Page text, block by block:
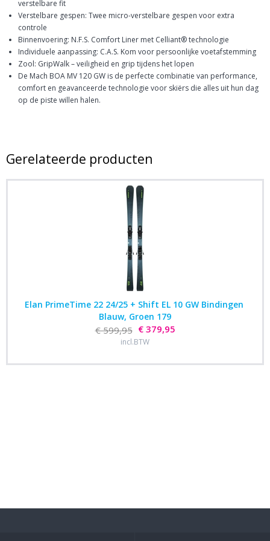
verstelbare fit
Verstelbare gespen: Twee micro-verstelbare gespen voor extra
controle
Binnenvoering: N.F.S. Comfort Liner met Celliant® technologie
Individuele aanpassing: C.A.S. Kom voor persoonlijke voetafstemming
Zool: GripWalk – veiligheid en grip tijdens het lopen
De Mach BOA MV 120 GW is de perfecte combinatie van performance,
comfort en geavanceerde technologie voor skiërs die alles uit hun dag
op de piste willen halen.
Gerelateerde producten
Elan PrimeTime 22 24/25 + Shift EL 10 GW Bindingen
Blauw, Groen 179
€ 599,95 € 379,95
incl.BTW